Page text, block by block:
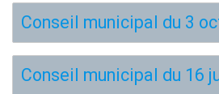
Conseil municipal du 3
Conseil municipal du 16